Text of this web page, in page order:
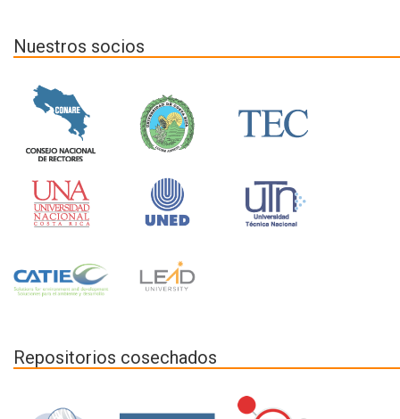
Nuestros socios
Repositorios cosechados